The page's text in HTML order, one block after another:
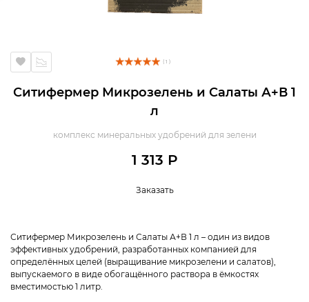
( 1 )
Ситифермер Микрозелень и Салаты А+В 1
л
комплекс минеральных удобрений для зелени
1 313 Р
Заказать
Ситифермер Микрозелень и Салаты А+В 1 л – один из видов
эффективных удобрений, разработанных компанией для
определённых целей (выращивание микрозелени и салатов),
выпускаемого в виде обогащённого раствора в ёмкостях
вместимостью 1 литр.